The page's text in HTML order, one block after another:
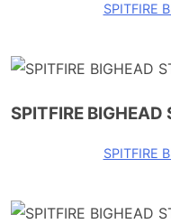
SPITFIRE
SPITFIRE BIGHEAD
SPITFIRE